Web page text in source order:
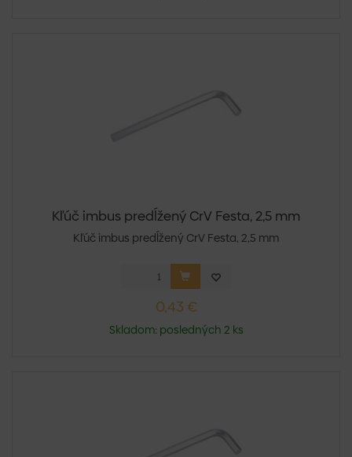
Kľúč imbus predĺžený CrV Festa, 2,5 mm
Kľúč imbus predĺžený CrV Festa, 2,5 mm
0,43 €
Skladom: posledných 2 ks